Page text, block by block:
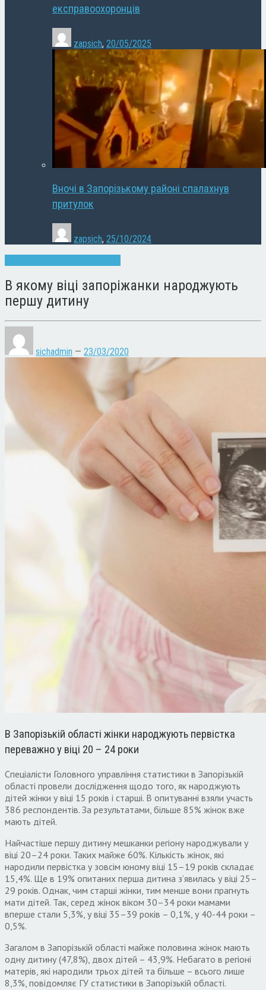
експравоохоронців
zapsich, 20/05/2025
Вночі в Запорізькому районі спалахнув
притулок
zapsich, 25/10/2024
В якому віці запоріжанки народжують
першу дитину
sichadmin — 23/03/2020
В Запорізькій області жінки народжують первістка
переважно у віці 20 – 24 роки
Спеціалісти Головного управління статистики в Запорізькій
області провели дослідження щодо того, як народжують
дітей жінки у віці 15 років і старші. В опитуванні взяли участь
386 респондентів. За результатами, більше 85% жінок вже
мають дітей.
Найчастіше першу дитину мешканки регіону народжували у
віці 20–24 роки. Таких майже 60%. Кількість жінок, які
народили первістка у зовсім юному віці 15–19 років складає
15,4%. Ще в 19% опитаних перша дитина з’явилась у віці 25–
29 років. Однак, чим старші жінки, тим менше вони прагнуть
мати дітей. Так, серед жінок віком 30–34 роки мамами
вперше стали 5,3%, у віці 35–39 років – 0,1%, у 40-44 роки –
0,5%.
Загалом в Запорізькій області майже половина жінок мають
одну дитину (47,8%), двох дітей – 43,9%. Небагато в регіоні
матерів, які народили трьох дітей та більше – всього лише
8,3%, повідомляє ГУ статистики в Запорізькій області.